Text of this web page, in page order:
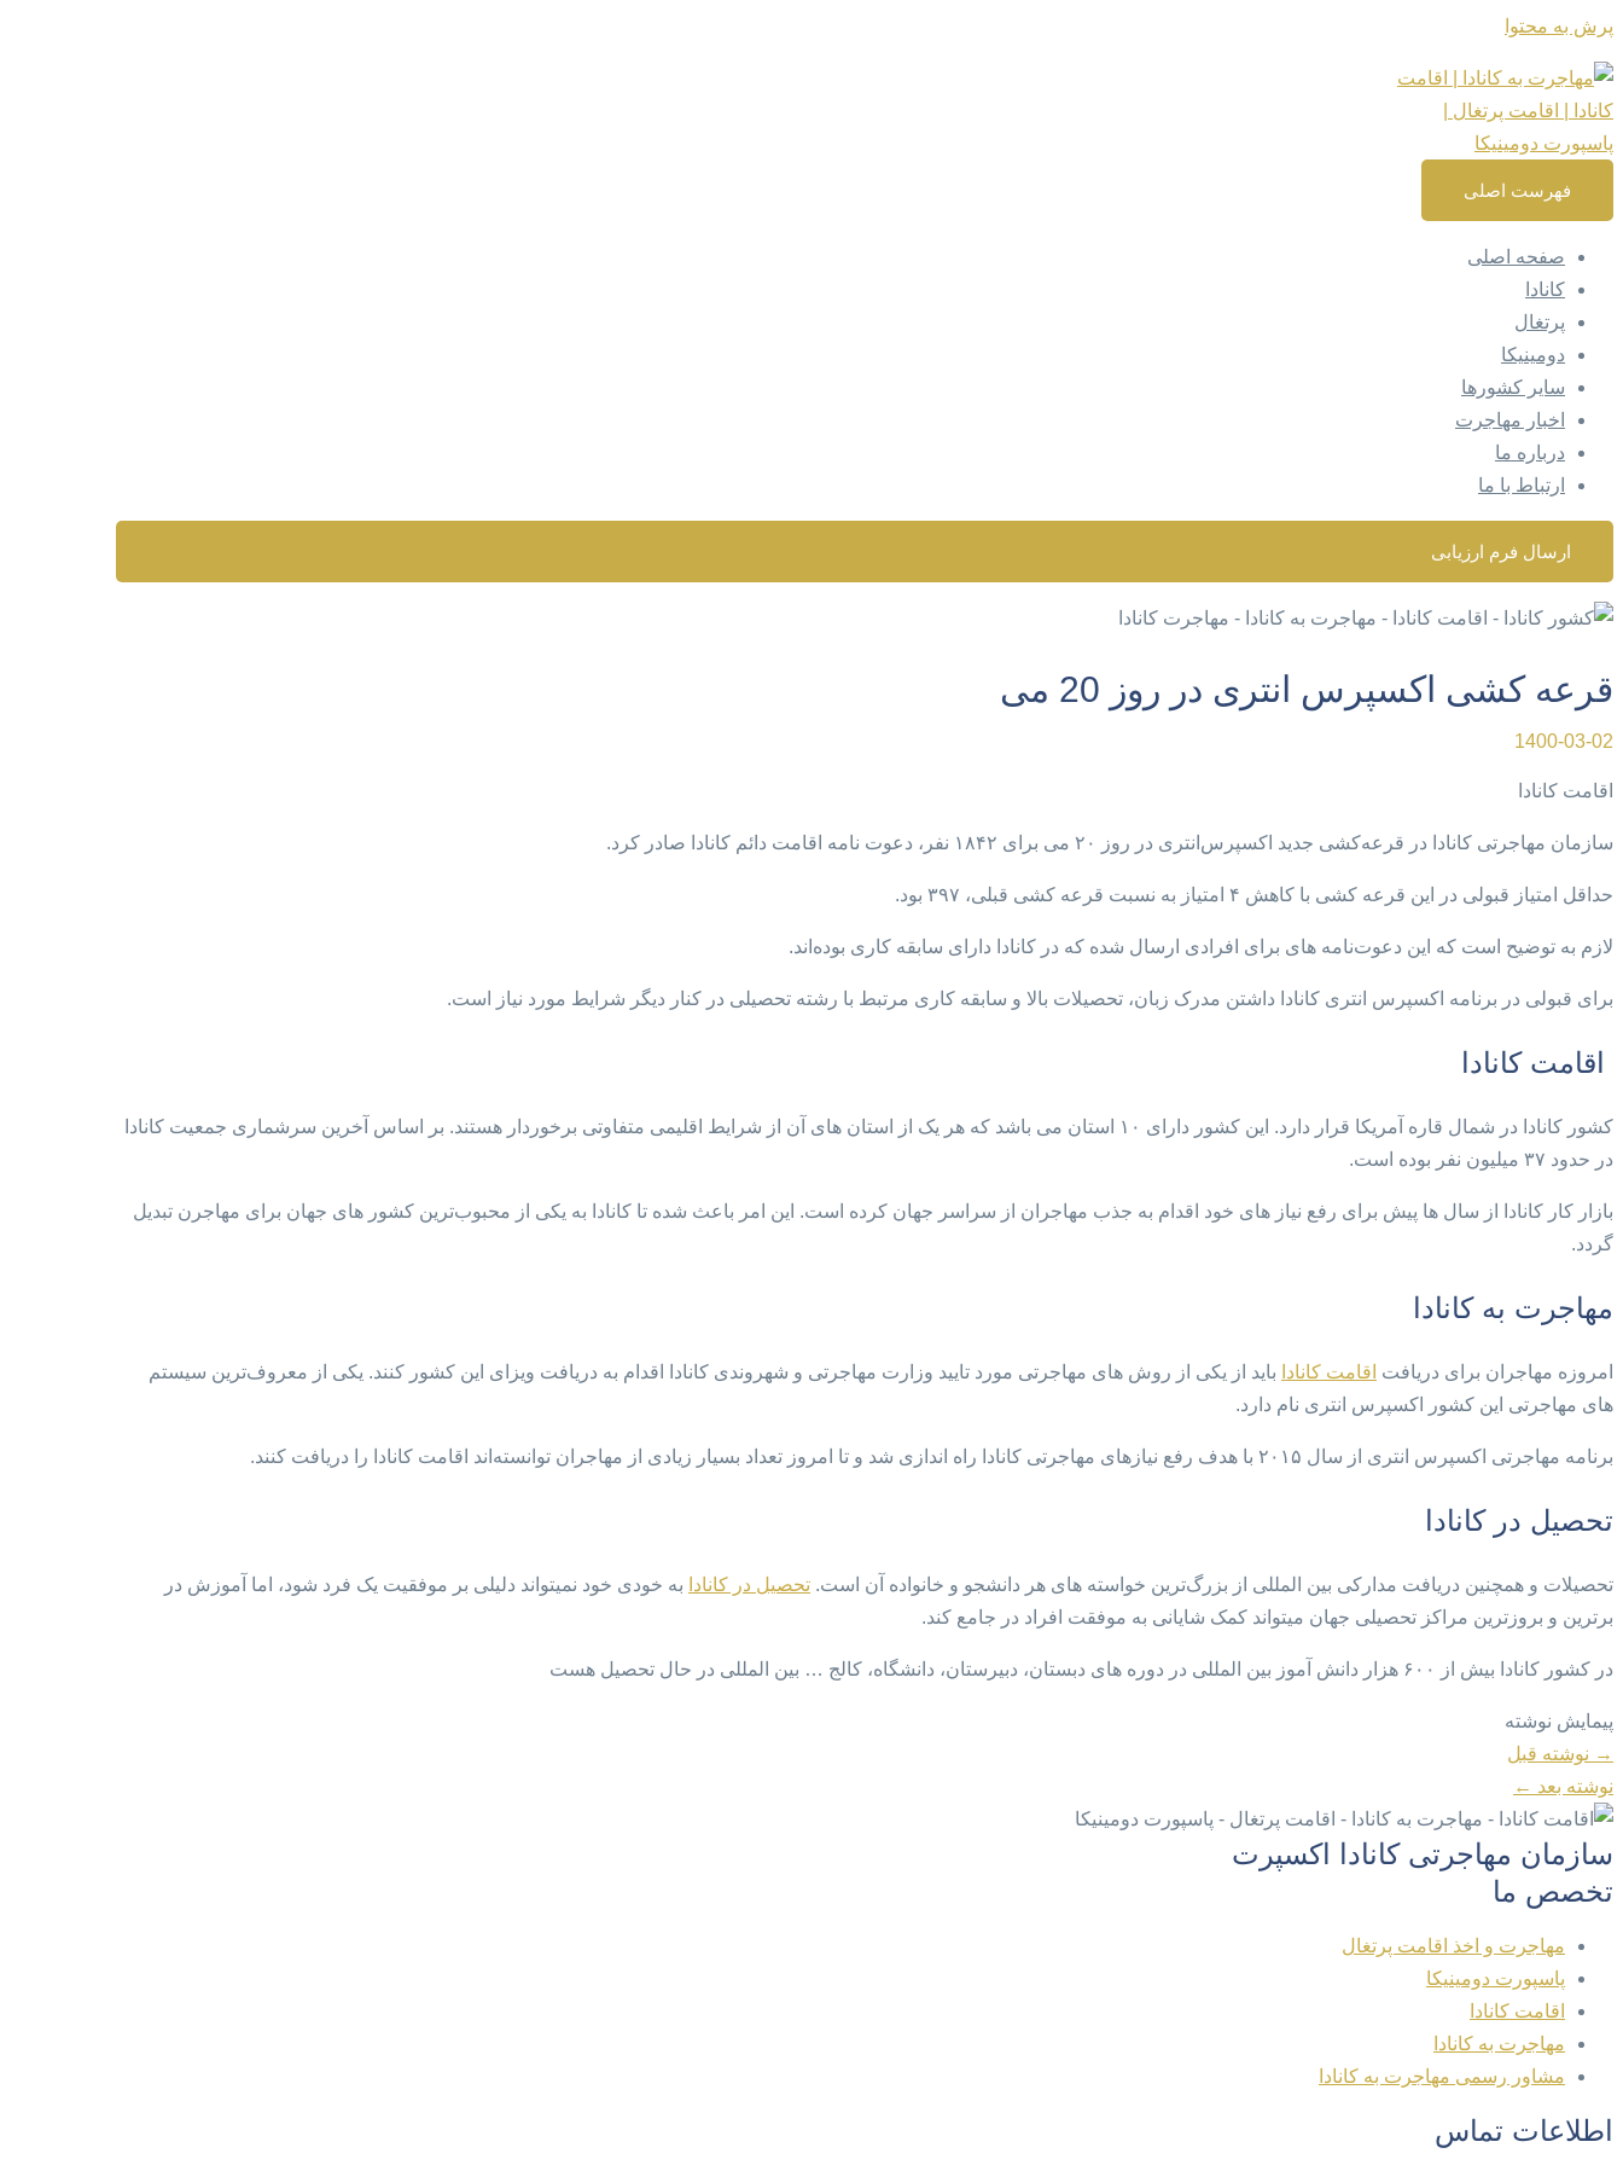
پرش به محتوا
فهرست اصلی
صفحه اصلی
کانادا
پرتغال
دومینیکا
سایر کشورها
اخبار مهاجرت
درباره ما
ارتباط با ما
ارسال فرم ارزیابی
قرعه کشی اکسپرس انتری در روز 20 می
1400-03-02
اقامت کانادا
سازمان مهاجرتی کانادا در قرعه‌کشی جدید اکسپرس‌انتری در روز ۲۰ می برای ۱۸۴۲ نفر، دعوت نامه اقامت دائم کانادا صادر کرد.
حداقل امتیاز قبولی در این قرعه کشی با کاهش ۴ امتیاز به نسبت قرعه کشی قبلی، ۳۹۷ بود.
لازم به توضیح است که این دعوت‌نامه های برای افرادی ارسال شده که در کانادا دارای سابقه کاری بوده‌اند.
برای قبولی در برنامه اکسپرس انتری کانادا داشتن مدرک زبان، تحصیلات بالا و سابقه کاری مرتبط با رشته تحصیلی در کنار دیگر شرایط مورد نیاز است.
اقامت کانادا
کشور کانادا در شمال قاره آمریکا قرار دارد. این کشور دارای ۱۰ استان می باشد که هر یک از استان های آن از شرایط اقلیمی متفاوتی برخوردار هستند. بر اساس آخرین سرشماری جمعیت کانادا
در حدود ۳۷ میلیون نفر بوده است.
بازار کار کانادا از سال ها پیش برای رفع نیاز های خود اقدام به جذب مهاجران از سراسر جهان کرده است. این امر باعث شده تا کانادا به یکی از محبوب‌ترین کشور های جهان برای مهاجرن تبدیل
گردد.
مهاجرت به کانادا
امروزه مهاجران برای دریافت اقامت کانادا باید از یکی از روش های مهاجرتی مورد تایید وزارت مهاجرتی و شهروندی کانادا اقدام به دریافت ویزای این کشور کنند. یکی از معروف‌ترین سیستم
های مهاجرتی این کشور اکسپرس انتری نام دارد.
برنامه مهاجرتی اکسپرس انتری از سال ۲۰۱۵ با هدف رفع نیازهای مهاجرتی کانادا راه اندازی شد و تا امروز تعداد بسیار زیادی از مهاجران توانسته‌اند اقامت کانادا را دریافت کنند.
تحصیل در کانادا
تحصیلات و همچنین دریافت مدارکی بین المللی از بزرگ‌ترین خواسته های هر دانشجو و خانواده آن است. تحصیل در کانادا به خودی خود نمیتواند دلیلی بر موفقیت یک فرد شود، اما آموزش در
برترین و بروزترین مراکز تحصیلی جهان میتواند کمک شایانی به موفقت افراد در جامع کند.
در کشور کانادا بیش از ۶۰۰ هزار دانش آموز بین المللی در دوره های دبستان، دبیرستان، دانشگاه، کالج … بین المللی در حال تحصیل هست
پیمایش نوشته
→ نوشته قبل
نوشته بعد ←
سازمان مهاجرتی کانادا اکسپرت
تخصص ما
مهاجرت و اخذ اقامت پرتغال
پاسپورت دومینیکا
اقامت کانادا
مهاجرت به کانادا
مشاور رسمی مهاجرت به کانادا
اطلاعات تماس